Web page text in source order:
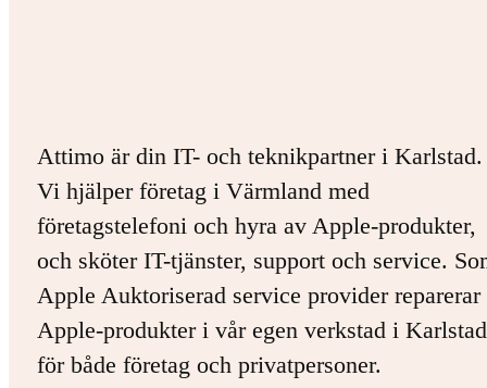
Attimo är din IT- och teknikpartner i Karlstad.
Vi hjälper företag i Värmland med
företagstelefoni och hyra av Apple-produkter,
och sköter IT-tjänster, support och service.
Apple Auktoriserad service provider
Apple-produkter i vår egen verkstad i
för både företag och privatpersoner.